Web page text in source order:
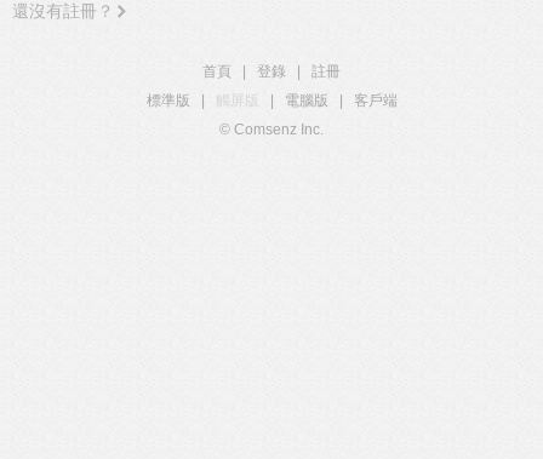
還沒有註冊？
首頁 登錄
註冊
標準版
觸屏版 電腦版
客戶端
© Comsenz Inc.